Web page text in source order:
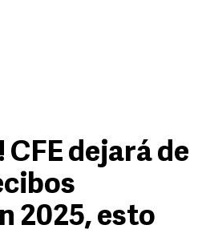
CFE dejará de
2025, esto